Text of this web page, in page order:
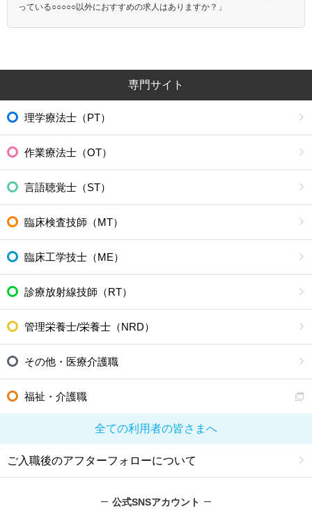
っている○○○○○以外におすすめの求人はありますか？」
専門サイト
理学療法士（PT）
作業療法士（OT）
言語聴覚士（ST）
臨床検査技師（MT）
臨床工学技士（ME）
診療放射線技師（RT）
管理栄養士/栄養士（NRD）
その他・医療介護職
福祉・介護職
全ての利用者の皆さまへ
ご入職後のアフターフォローについて
公式SNSアカウント